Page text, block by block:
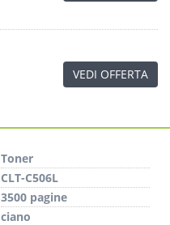
VEDI OFFERTA
Toner
CLT-C506L
3500 pagine
ciano